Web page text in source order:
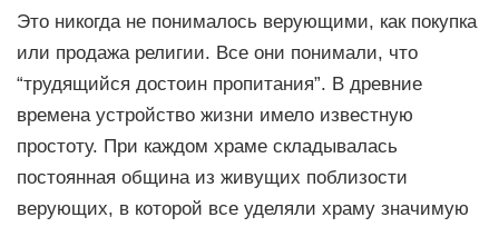
Это никогда не понималось верующими, как покупка
или продажа религии. Все они понимали, что
“трудящийся достоин пропитания”. В древние
времена устройство жизни имело известную
простоту. При каждом храме складывалась
постоянная община из живущих поблизости
верующих, в которой все уделяли храму значимую